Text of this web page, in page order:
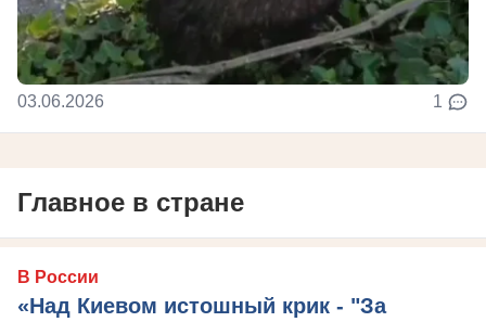
03.06.2026 1
Главное в стране
В России
«Над Киевом истошный крик - "За